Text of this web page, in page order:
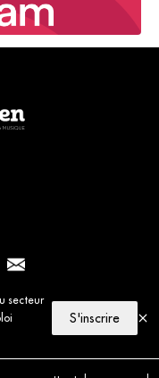
secteur
S'inscrire
droits réservés